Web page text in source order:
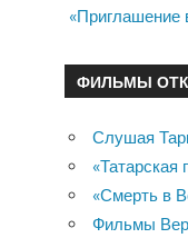
«Приглашение
ФИЛЬМЫ
Слушая
«Татарская
«Смерть в
Фильмы